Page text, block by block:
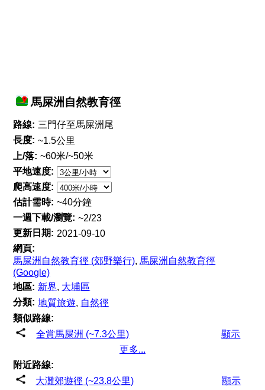
馬屎洲自然教育徑
路線: 三門仔至馬屎洲尾
長度: ~1.5公里
上/落: ~60米/~50米
平地速度:
爬高速度:
估計需時: ~40分鐘
一週下載/瀏覽: ~2/23
更新日期: 2021-09-10
網頁:
馬屎洲自然教育徑 (郊野樂行), 馬屎洲自然教育徑
(Google)
地區: 新界, 大埔區
分類: 地質旅遊, 自然徑
類似路線:
全賞馬屎洲 (~7.3公里)
顯示
更多...
附近路線:
大灘郊遊徑 (~23.8公里)
顯示